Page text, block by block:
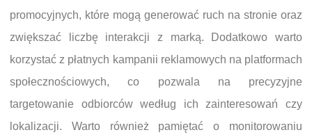
promocyjnych, które mogą generować ruch na stronie oraz
zwiększać liczbę interakcji z marką. Dodatkowo warto
korzystać z płatnych kampanii reklamowych na platformach
społecznościowych, co pozwala na precyzyjne
targetowanie odbiorców według ich zainteresowań czy
lokalizacji. Warto również pamiętać o monitorowaniu